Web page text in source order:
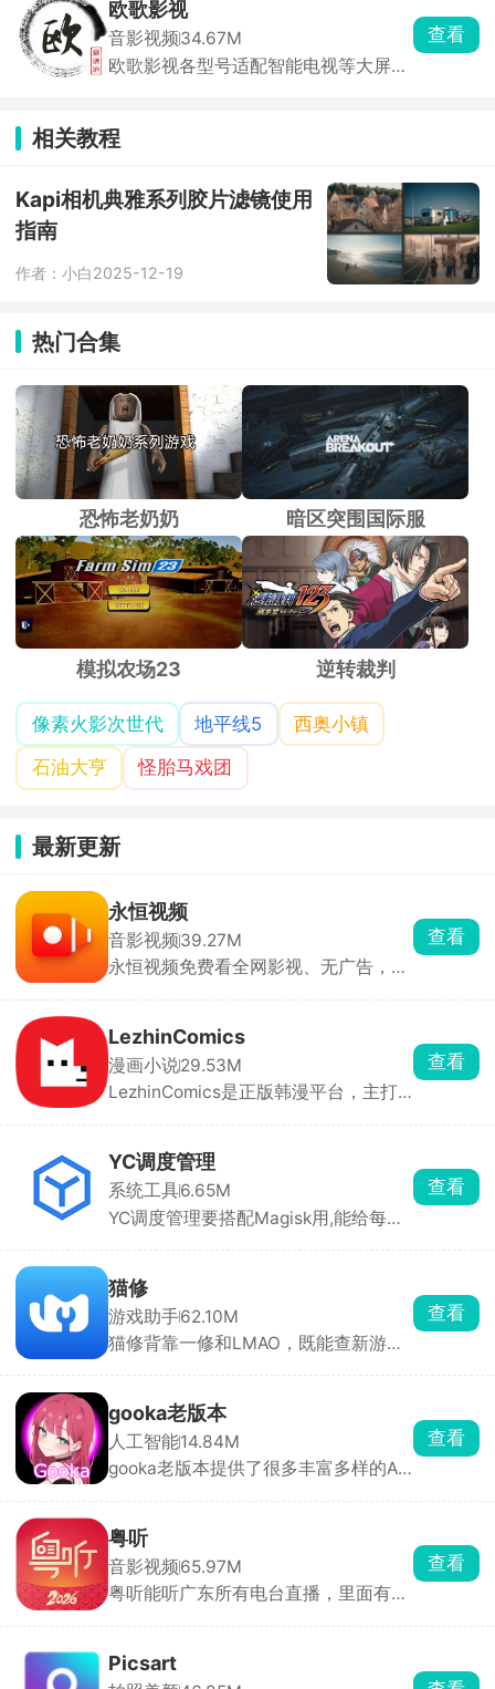
上线热门新剧，紧跟追剧热点。平台涵
盖多元题材，风格品类十分齐全，轻松
满足各类观影需求。
欧歌影视
音影视频34.67M
欧歌影视各型号适配智能电视等大屏设
迅速。支持高清播放与精准搜索，智能
推荐功能可依据观看历史推送个性化内
让你轻松享受大屏追剧的快乐。
查看
相关教程
Kapi相机典雅系列胶片滤镜使用
指南
作者：小白2025-12-19
热门合集
恐怖老奶奶 暗区突围国际服
模拟农场23 逆转裁判
像素火影次世代 地平线5
西奥小镇
石油大亨
怪胎马戏团
最新更新
永恒视频
音影视频39.27M
永恒视频免费看全网影视、无广告，聚
演搜索，基本搜啥有啥，拥有一个app
就能看遍全网影视。
查看
LezhinComics
漫画小说29.53M
LezhinComics是正版韩漫平台，主打
面要充硬币按章付费。漫画都是高清
的，能调阅读模式、夜间模式，还能离
线下载。每日免费章节、限时折扣都
有，适合喜欢韩漫的漫迷。
查看
YC调度管理
系统工具6.65M
YC调度管理要搭配Magisk用,能给每个
式更耐用。还能设置屏幕刷新率，高刷
更流畅。能看CPU温度、帧率，一键清
后台，解决手机越用越卡、玩游戏掉帧
的问题。
查看
猫修
游戏助手62.10M
猫修背靠一修和LMAO，既能查新游资
玩家社区，能分享存档、找队友，发帖
攒积分还能抽游戏 KEY。日常找汉化、
查攻略、微调单机用它很方便。
查看
gooka老版本
人工智能14.84M
gooka老版本提供了很多丰富多样的AI
独特背景与主线故事，扮演不同主角与
AI展开对话，随机互动解锁精彩情节，
剧情自由发展无任何限制。AI伙伴还会
记录聊天习惯，打造越来越贴合你的互
查看
粤听
音影视频65.97M
粤听能听广东所有电台直播，里面有海
播，能互动。还有AI写歌、AI主播，玩
起来很新鲜。随时听正宗粤语、了解广
查看
Picsart